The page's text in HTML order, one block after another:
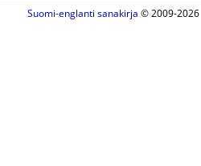
Suomi-englanti sanakirja © 2009-2026